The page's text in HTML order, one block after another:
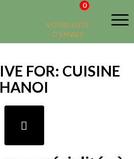
VOTRE LISTE
D'ENVIES
0
FOR: CUISINE
HANOI